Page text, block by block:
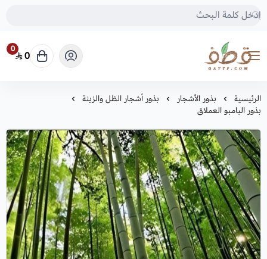
متجر قطف للبذور
0
0
الرئيسية بذور الأشجار
بذور أشجار الظل والزينة
بذور البامبو العملاق